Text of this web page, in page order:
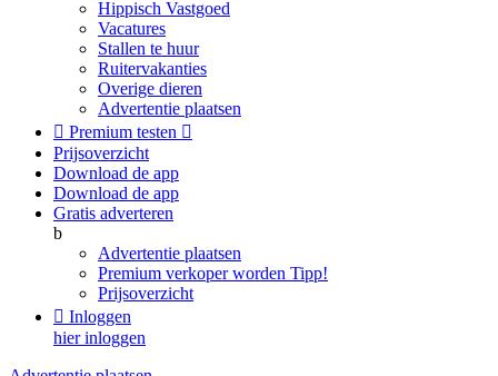
Hippisch Vastgoed
Vacatures
Stallen te huur
Ruitervakanties
Overige dieren
Advertentie plaatsen
 Premium testen 
Prijsoverzicht
Download de app
Download de app
Gratis adverteren
b
Advertentie plaatsen
Premium verkoper worden Tipp!
Prijsoverzicht
 Inloggen
hier inloggen